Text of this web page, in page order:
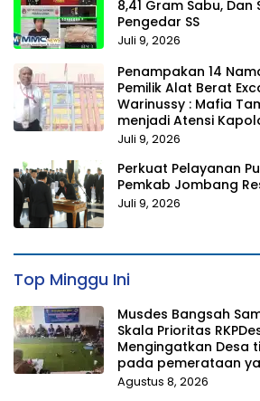
8,41 Gram Sabu, Dan
Pengedar SS
Juli 9, 2026
Penampakan 14
Pemilik Alat Berat
Warinussy : Mafia
menjadi Atensi
Juli 9, 2026
Perkuat Pelayanan
Pemkab Jombang
Juli 9, 2026
Top Minggu Ini
Musdes Bangsah
Skala Prioritas
Mengingatkan Desa
pada pemerataan
Agustus 8, 2026